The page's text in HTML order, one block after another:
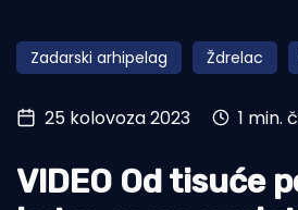
Obala
Otoci
Turizam i nautika
Pomorstvo
Zadarski arhipelag Ždrelac
25 kolovoza 2023 1 min.
VIDEO Od tisuće